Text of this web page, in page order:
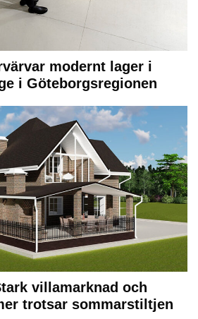
modernt lager i
i Göteborgsregionen
villamarknad och
trotsar sommarstiltjen